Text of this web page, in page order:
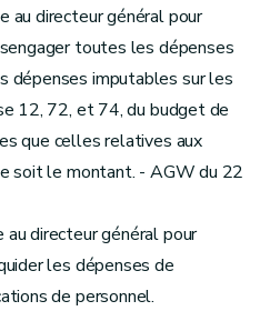
au directeur général pour
toutes les dépenses
dépenses imputables sur les
12, 72, et 74, du budget de
que celles relatives aux
soit le montant. - AGW du 22
directeur général pour
les dépenses de
de personnel.